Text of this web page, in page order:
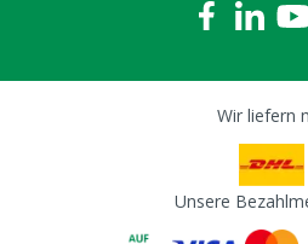
Wir liefern
Unsere